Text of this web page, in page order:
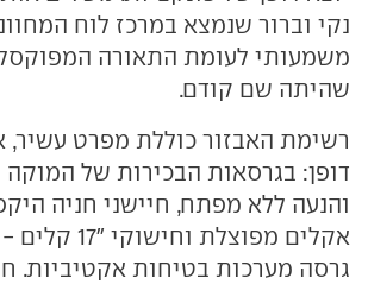
נקי וברור שנמצא במרכז לוח
משמעותי לעומת התאורה
שהיתה שם קודם.
רשימת האבזור כוללת מפרט עשיר,
דופן: בגרסאות הבכירות של המוקה
והנעה ללא מפתח, חיישני חניה
אקלים מפוצלת
גרסה מערכות בטיחות אקטיביות.